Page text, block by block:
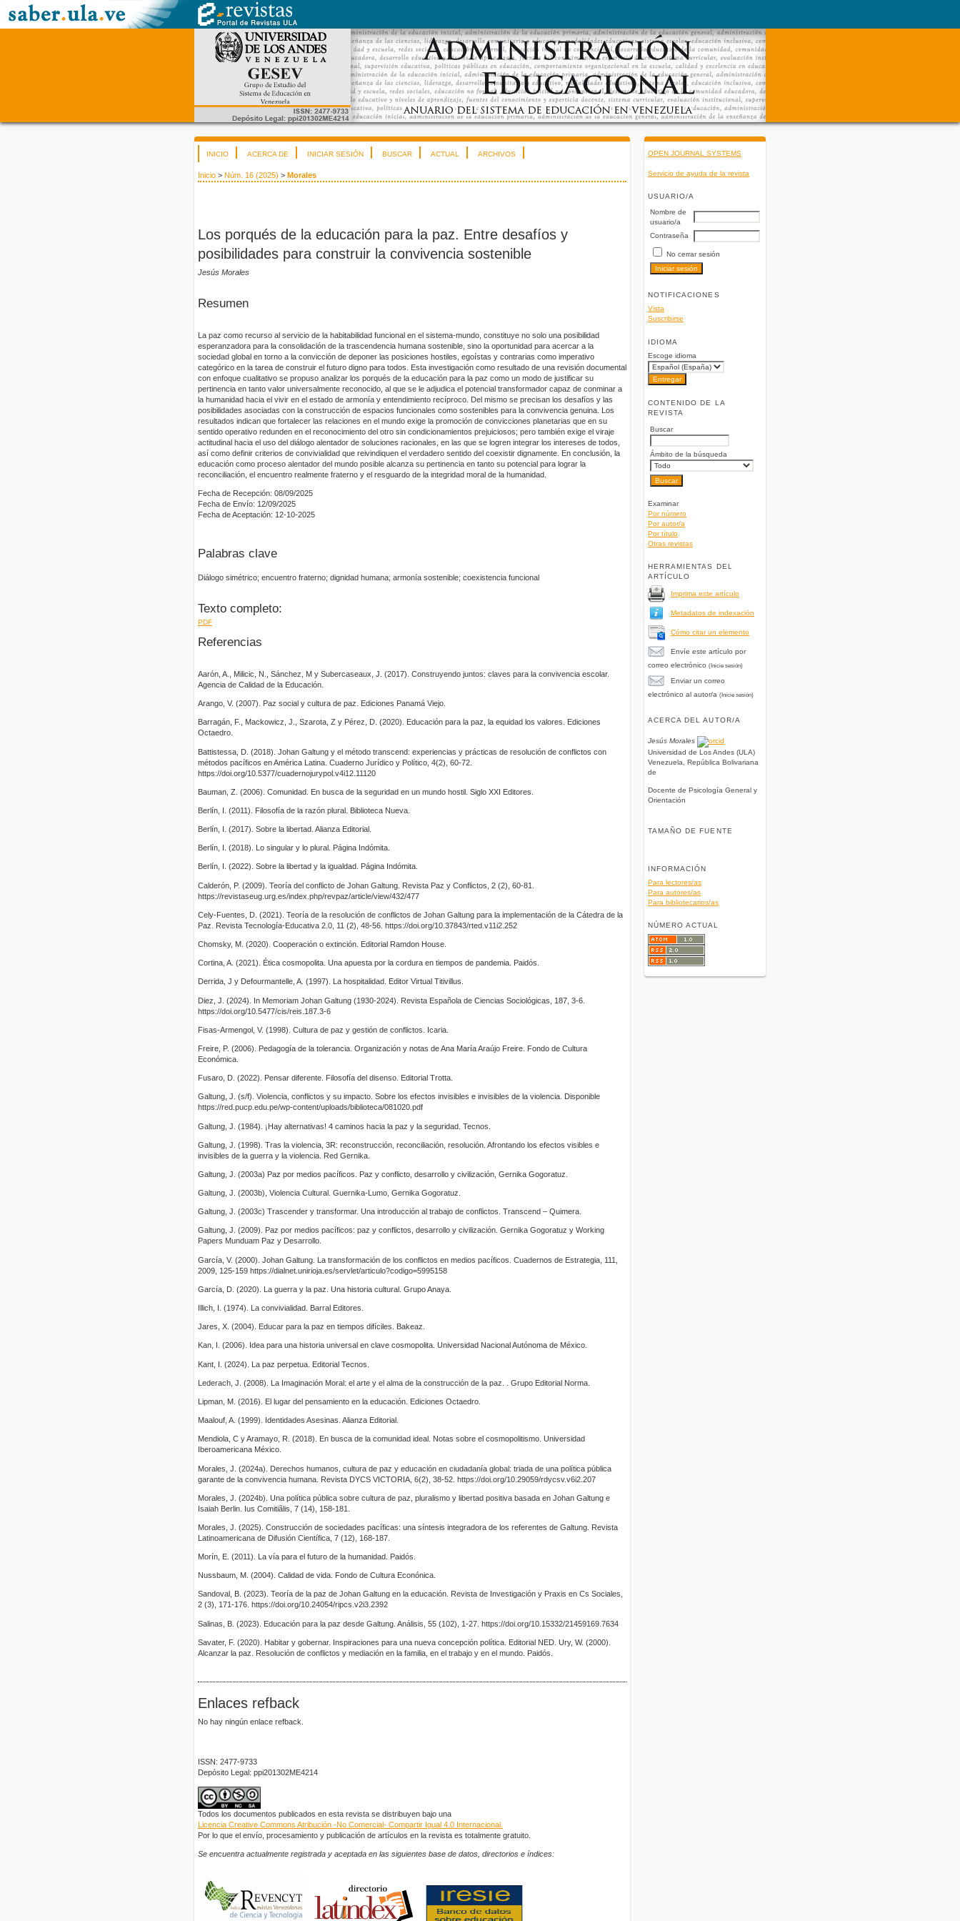
OPEN JOURNAL SYSTEMS
Servicio de ayuda de la revista
USUARIO/A
Nombre de
usuario/a
Contraseña
No cerrar sesión
NOTIFICACIONES
Vista
Suscribirse
IDIOMA
Escoge idioma
CONTENIDO DE LA
REVISTA
Buscar
Ámbito de la búsqueda
Examinar
Por número
Por autor/a
Por título
Otras revistas
HERRAMIENTAS DEL
ARTÍCULO
Imprima este artículo
Metadatos de indexación
Cómo citar un elemento
Envíe este artículo por
correo electrónico (Inicie sesión)
Enviar un correo
electrónico al autor/a (Inicie sesión)
ACERCA DEL AUTOR/A
Jesús Morales
Universidad de Los Andes (ULA)
Venezuela, República Bolivariana
de
Docente de Psicología General y
Orientación
TAMAÑO DE FUENTE
INFORMACIÓN
Para lectores/as
Para autores/as
Para bibliotecarios/as
NÚMERO ACTUAL
INICIO ACERCA DE INICIAR SESIÓN BUSCAR ACTUAL ARCHIVOS
Inicio > Núm. 16 (2025) > Morales
Los porqués de la educación para la paz. Entre desafíos y
posibilidades para construir la convivencia sostenible
Jesús Morales
Resumen
La paz como recurso al servicio de la habitabilidad funcional en el sistema-mundo, constituye no solo una posibilidad
esperanzadora para la consolidación de la trascendencia humana sostenible, sino la oportunidad para acercar a la
sociedad global en torno a la convicción de deponer las posiciones hostiles, egoístas y contrarias como imperativo
categórico en la tarea de construir el futuro digno para todos. Esta investigación como resultado de una revisión documental
con enfoque cualitativo se propuso analizar los porqués de la educación para la paz como un modo de justificar su
pertinencia en tanto valor universalmente reconocido, al que se le adjudica el potencial transformador capaz de conminar a
la humanidad hacia el vivir en el estado de armonía y entendimiento recíproco. Del mismo se precisan los desafíos y las
posibilidades asociadas con la construcción de espacios funcionales como sostenibles para la convivencia genuina. Los
resultados indican que fortalecer las relaciones en el mundo exige la promoción de convicciones planetarias que en su
sentido operativo redunden en el reconocimiento del otro sin condicionamientos prejuiciosos; pero también exige el viraje
actitudinal hacia el uso del diálogo alentador de soluciones racionales, en las que se logren integrar los intereses de todos,
así como definir criterios de convivialidad que reivindiquen el verdadero sentido del coexistir dignamente. En conclusión, la
educación como proceso alentador del mundo posible alcanza su pertinencia en tanto su potencial para lograr la
reconciliación, el encuentro realmente fraterno y el resguardo de la integridad moral de la humanidad.
Fecha de Recepción: 08/09/2025
Fecha de Envío: 12/09/2025
Fecha de Aceptación: 12-10-2025
Palabras clave
Diálogo simétrico; encuentro fraterno; dignidad humana; armonía sostenible; coexistencia funcional
Texto completo:
PDF
Referencias
Aarón, A., Milicic, N., Sánchez, M y Subercaseaux, J. (2017). Construyendo juntos: claves para la convivencia escolar.
Agencia de Calidad de la Educación.
Arango, V. (2007). Paz social y cultura de paz. Ediciones Panamá Viejo.
Barragán, F., Mackowicz, J., Szarota, Z y Pérez, D. (2020). Educación para la paz, la equidad los valores. Ediciones
Octaedro.
Battistessa, D. (2018). Johan Galtung y el método transcend: experiencias y prácticas de resolución de conflictos con
métodos pacíficos en América Latina. Cuaderno Jurídico y Político, 4(2), 60-72.
https://doi.org/10.5377/cuadernojurypol.v4i12.11120
Bauman, Z. (2006). Comunidad. En busca de la seguridad en un mundo hostil. Siglo XXI Editores.
Berlín, I. (2011). Filosofía de la razón plural. Biblioteca Nueva.
Berlín, I. (2017). Sobre la libertad. Alianza Editorial.
Berlín, I. (2018). Lo singular y lo plural. Página Indómita.
Berlín, I. (2022). Sobre la libertad y la igualdad. Página Indómita.
Calderón, P. (2009). Teoría del conflicto de Johan Galtung. Revista Paz y Conflictos, 2 (2), 60-81.
https://revistaseug.urg.es/index.php/revpaz/article/view/432/477
Cely-Fuentes, D. (2021). Teoría de la resolución de conflictos de Johan Galtung para la implementación de la Cátedra de la
Paz. Revista Tecnología-Educativa 2.0, 11 (2), 48-56. https://doi.org/10.37843/rted.v11i2.252
Chomsky, M. (2020). Cooperación o extinción. Editorial Ramdon House.
Cortina, A. (2021). Ética cosmopolita. Una apuesta por la cordura en tiempos de pandemia. Paidós.
Derrida, J y Defourmantelle, A. (1997). La hospitalidad. Editor Virtual Titivillus.
Diez, J. (2024). In Memoriam Johan Galtung (1930-2024). Revista Española de Ciencias Sociológicas, 187, 3-6.
https://doi.org/10.5477/cis/reis.187.3-6
Fisas-Armengol, V. (1998). Cultura de paz y gestión de conflictos. Icaria.
Freire, P. (2006). Pedagogía de la tolerancia. Organización y notas de Ana María Araújo Freire. Fondo de Cultura
Económica.
Fusaro, D. (2022). Pensar diferente. Filosofía del disenso. Editorial Trotta.
Galtung, J. (s/f). Violencia, conflictos y su impacto. Sobre los efectos invisibles e invisibles de la violencia. Disponible
https://red.pucp.edu.pe/wp-content/uploads/biblioteca/081020.pdf
Galtung, J. (1984). ¡Hay alternativas! 4 caminos hacia la paz y la seguridad. Tecnos.
Galtung, J. (1998). Tras la violencia, 3R: reconstrucción, reconciliación, resolución. Afrontando los efectos visibles e
invisibles de la guerra y la violencia. Red Gernika.
Galtung, J. (2003a) Paz por medios pacíficos. Paz y conflicto, desarrollo y civilización, Gernika Gogoratuz.
Galtung, J. (2003b), Violencia Cultural. Guernika-Lumo, Gernika Gogoratuz.
Galtung, J. (2003c) Trascender y transformar. Una introducción al trabajo de conflictos. Transcend – Quimera.
Galtung, J. (2009). Paz por medios pacíficos: paz y conflictos, desarrollo y civilización. Gernika Gogoratuz y Working
Papers Munduam Paz y Desarrollo.
García, V. (2000). Johan Galtung. La transformación de los conflictos en medios pacíficos. Cuadernos de Estrategia, 111,
2009, 125-159 https://dialnet.unirioja.es/servlet/articulo?codigo=5995158
García, D. (2020). La guerra y la paz. Una historia cultural. Grupo Anaya.
Illich, I. (1974). La convivialidad. Barral Editores.
Jares, X. (2004). Educar para la paz en tiempos difíciles. Bakeaz.
Kan, I. (2006). Idea para una historia universal en clave cosmopolita. Universidad Nacional Autónoma de México.
Kant, I. (2024). La paz perpetua. Editorial Tecnos.
Lederach, J. (2008). La Imaginación Moral: el arte y el alma de la construcción de la paz. . Grupo Editorial Norma.
Lipman, M. (2016). El lugar del pensamiento en la educación. Ediciones Octaedro.
Maalouf, A. (1999). Identidades Asesinas. Alianza Editorial.
Mendiola, C y Aramayo, R. (2018). En busca de la comunidad ideal. Notas sobre el cosmopolitismo. Universidad
Iberoamericana México.
Morales, J. (2024a). Derechos humanos, cultura de paz y educación en ciudadanía global: triada de una política pública
garante de la convivencia humana. Revista DYCS VICTORIA, 6(2), 38-52. https://doi.org/10.29059/rdycsv.v6i2.207
Morales, J. (2024b). Una política pública sobre cultura de paz, pluralismo y libertad positiva basada en Johan Galtung e
Isaiah Berlin. Ius Comitiãlis, 7 (14), 158-181.
Morales, J. (2025). Construcción de sociedades pacíficas: una síntesis integradora de los referentes de Galtung. Revista
Latinoamericana de Difusión Científica, 7 (12), 168-187.
Morín, E. (2011). La vía para el futuro de la humanidad. Paidós.
Nussbaum, M. (2004). Calidad de vida. Fondo de Cultura Econónica.
Sandoval, B. (2023). Teoría de la paz de Johan Galtung en la educación. Revista de Investigación y Praxis en Cs Sociales,
2 (3), 171-176. https://doi.org/10.24054/ripcs.v2i3.2392
Salinas, B. (2023). Educación para la paz desde Galtung. Análisis, 55 (102), 1-27. https://doi.org/10.15332/21459169.7634
Savater, F. (2020). Habitar y gobernar. Inspiraciones para una nueva concepción política. Editorial NED. Ury, W. (2000).
Alcanzar la paz. Resolución de conflictos y mediación en la familia, en el trabajo y en el mundo. Paidós.
Enlaces refback
No hay ningún enlace refback.
ISSN: 2477-9733
Depósito Legal: ppi201302ME4214
Todos los documentos publicados en esta revista se distribuyen bajo una
Licencia Creative Commons Atribución -No Comercial- Compartir Igual 4.0 Internacional.
Por lo que el envío, procesamiento y publicación de artículos en la revista es totalmente gratuito.
Se encuentra actualmente registrada y aceptada en las siguientes base de datos, directorios e índices: